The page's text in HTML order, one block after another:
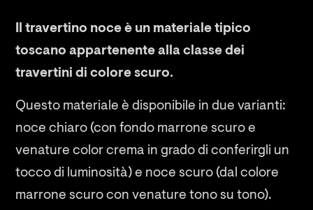
Il travertino noce è un materiale tipico
toscano appartenente alla classe dei
travertini di colore scuro.
Questo materiale è disponibile in due varianti:
noce chiaro (con fondo marrone scuro e
venature color crema in grado di conferirgli un
tocco di luminosità) e noce scuro (dal colore
marrone scuro con venature tono su tono).